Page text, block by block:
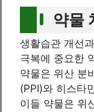
약물
생활습관 개선
극복에 중요한
약물은 위산 분
(PPI)와 히스타
이들 약물은 위